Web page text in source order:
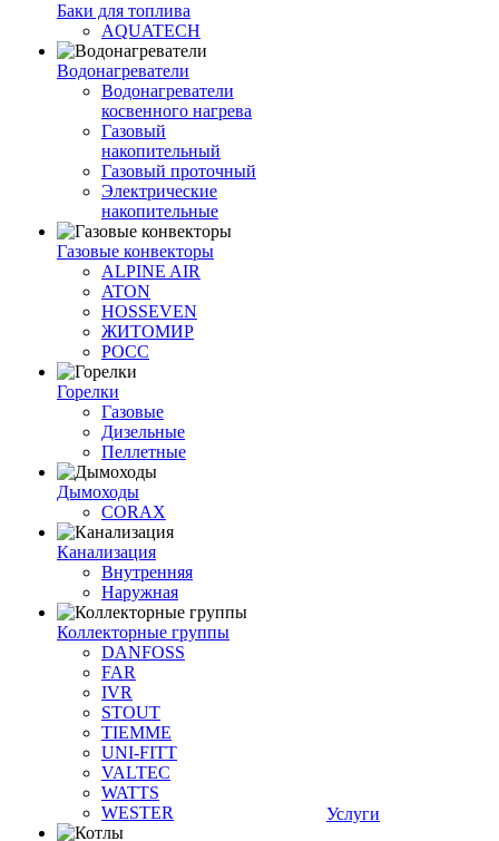
Баки для топлива
AQUATECH
Водонагреватели
Водонагреватели
косвенного нагрева
Газовый
накопительный
Газовый проточный
Электрические
накопительные
Газовые конвекторы
ALPINE AIR
ATON
HOSSEVEN
ЖИТОМИР
РОСС
Горелки
Газовые
Дизельные
Пеллетные
Дымоходы
CORAX
Канализация
Внутренняя
Наружная
Коллекторные группы
DANFOSS
FAR
IVR
STOUT
TIEMME
UNI-FITT
VALTEC
WATTS
WESTER
Услуги